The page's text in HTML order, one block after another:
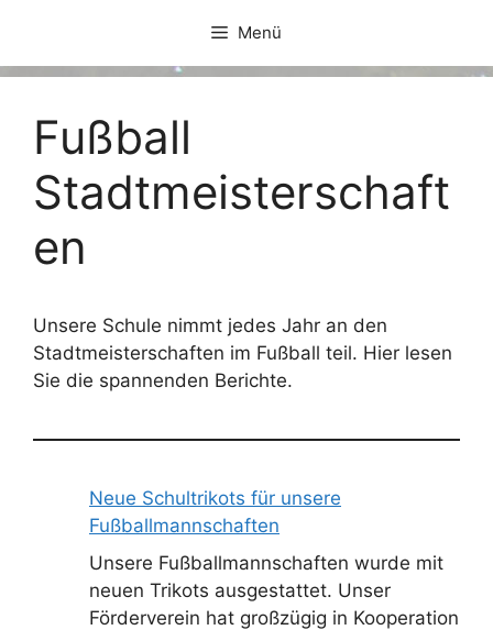
springen
Menü
Fußball
Stadtmeisterschaft
en
Unsere Schule nimmt jedes Jahr an den
Stadtmeisterschaften im Fußball teil. Hier lesen
Sie die spannenden Berichte.
Neue Schultrikots für unsere
Fußballmannschaften
Unsere Fußballmannschaften wurde mit
neuen Trikots ausgestattet. Unser
Förderverein hat großzügig in Kooperation